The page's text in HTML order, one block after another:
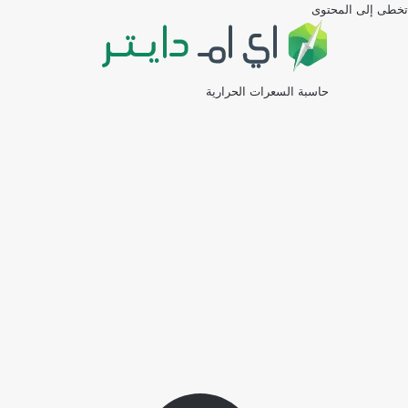
تخطى إلى المحتوى
حاسبة السعرات الحرارية